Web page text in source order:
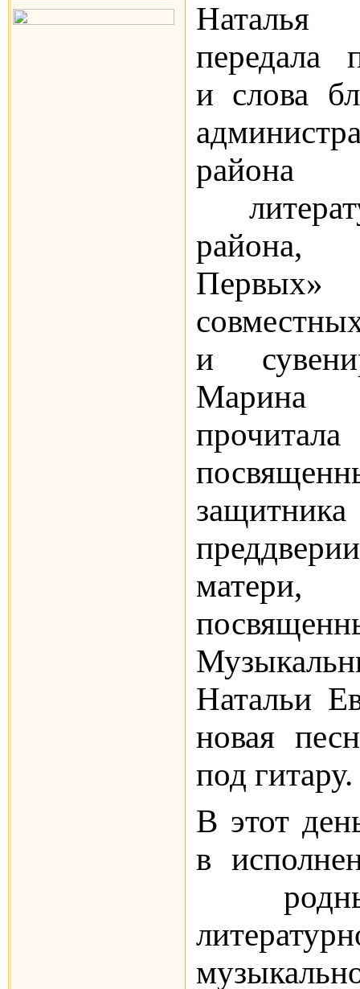
Наталья
передала
и слова
района
района,
Первых»
и
Марина
прочитала
Натальи
новая
под гитару.
В этот
в